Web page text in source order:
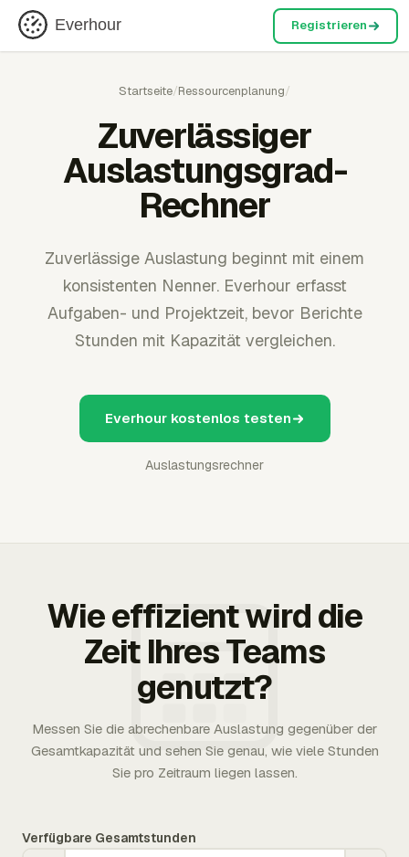
Everhour Registrieren
Startseite/Ressourcenplanung/
Zuverlässiger
Auslastungsgrad-
Rechner
Zuverlässige Auslastung beginnt mit einem
konsistenten Nenner. Everhour erfasst
Aufgaben- und Projektzeit, bevor Berichte
Stunden mit Kapazität vergleichen.
Everhour kostenlos testen
Auslastungsrechner
Wie effizient wird die
Zeit Ihres Teams
genutzt?
Messen Sie die abrechenbare Auslastung gegenüber der
Gesamtkapazität und sehen Sie genau, wie viele Stunden
Sie pro Zeitraum liegen lassen.
Verfügbare Gesamtstunden